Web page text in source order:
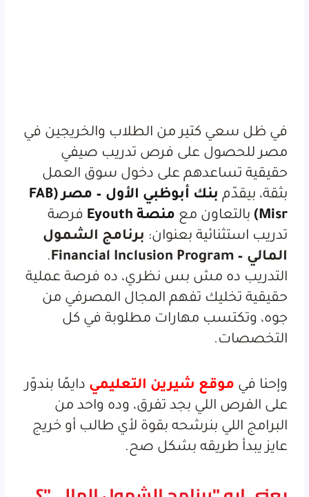
في ظل سعي كتير من الطلاب والخريجين في
مصر للحصول على فرص تدريب صيفي
حقيقية تساعدهم على دخول سوق العمل
بثقة، بيقدّم
بنك أبوظبي الأول – مصر (FAB
Misr)
بالتعاون مع منصة Eyouth
فرصة
تدريب استثنائية بعنوان: برنامج الشمول
المالي – Financial Inclusion Program
.
التدريب ده مش بس نظري، ده فرصة عملية
حقيقية تخليك تفهم المجال المصرفي من
جوه، وتكتسب مهارات مطلوبة في كل
التخصصات.
وإحنا في موقع شيرين التعليمي دايمًا بندوّر
على الفرص اللي بجد تفرق، وده واحد من
البرامج اللي بنرشحه بقوة لأي طالب أو خريج
عايز يبدأ طريقه بشكل صح.